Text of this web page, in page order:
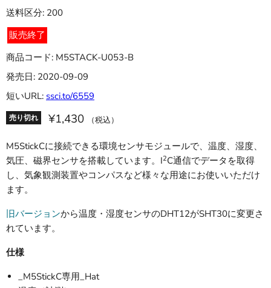
送料区分: 200
販売終了
商品コード: M5STACK-U053-B
発売日: 2020-09-09
短いURL: ssci.to/6559
売り切れ ¥1,430 （税込）
M5StickCに接続できる環境センサモジュールで、温度、湿度、
気圧、磁界センサを搭載しています。I2C通信でデータを取得
し、気象観測装置やコンパスなど様々な用途にお使いいただけ
ます。
旧バージョンから温度・湿度センサのDHT12がSHT30に変更さ
れています。
仕様
_M5StickC専用_Hat